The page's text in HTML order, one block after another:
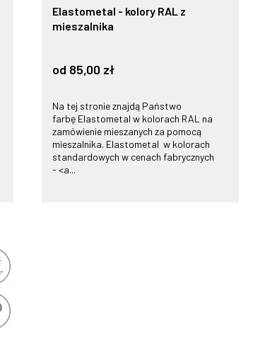
Elastometal - kolory RAL z
mieszalnika
od 85,00 zł
Na tej stronie znajdą Państwo
farbę Elastometal w kolorach RAL na
zamówienie mieszanych za pomocą
mieszalnika. Elastometal w kolorach
standardowych w cenach fabrycznych
- <a...